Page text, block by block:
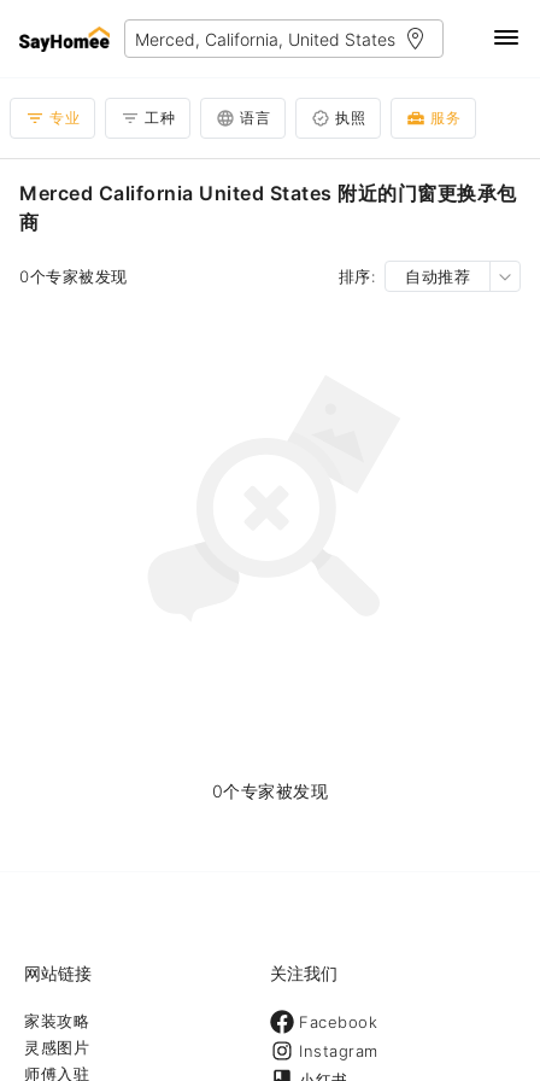
专业 工种 语言 执照 服务
Merced California United States 附近的门窗更换承包
商
0个专家被发现 排序: 自动推荐
0个专家被发现
网站链接
家装攻略
灵感图片
师傅入驻
关注我们
Facebook
Instagram